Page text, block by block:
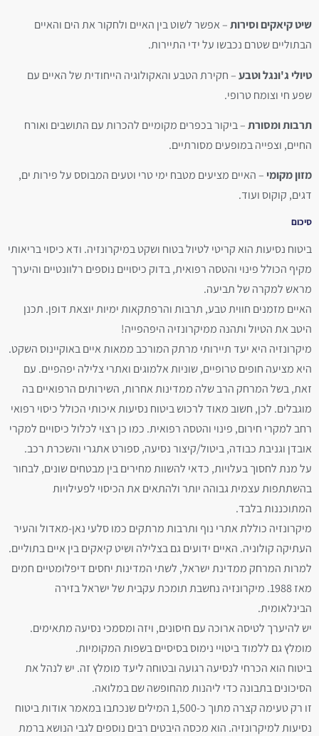
שיט קיאקים וסירות– אפשר לשוט בין האיים ולחקור את הים והאיים
הבתוליים שטרם נכבשו על ידי התיירות.
טיולי ג'ונגל וטבע– חקירת הטבע והאקולוגיה הייחודית של האיים עם
שפע חי וצומח טרופי.
תרבות ומסורת– ביקור בכפרים מקומיים להכרות עם התושבים ואורח
החיים, וצפייה במופעים מסורתיים.
מזון מקומי– האיים מציעים מטבח ימי טרי וטעים המבוסס על פירות ים,
דגים, קוקוס ועוד.
סיכום
ביטוח נסיעות הוא קריטי לטיול בטוח ושקט במיקרונזיה. ודא כיסוי בריאותי
מקיף הכולל פינוי והטסה רפואית, בדוק כיסויים נוספים רלוונטיים והיערך
מראש למקרה של תביעה.
האיים מזמנים חווית טבע, תרבות והרפתקאות ימיות יוצאת דופן. תכנן
היטב את הטיול ותהנה ממיקרונזיה היפהפייה!
מיקרונזיה היא יעד תיירותי מרתק המורכב ממאות איים באוקיינוס השקט.
היא מציעה חופים טרופיים, שוניות אלמוגים ואתרי צלילה יפהפיים. עם
זאת, בשל המרחק הרב שלה ממדינות אחרות, השירותים הרפואיים בה
מוגבלים. לכן, חשוב מאוד לרכוש ביטוח נסיעות איכותי הכולל כיסוי רפואי
רחב למקרי חירום, פינוי והטסה רפואית. כמו כן רצוי לכלול כיסויים למקרי
אובדן וגניבת כבודה, ביטול/קיצור נסיעה, ספורט אתגרי והשכרת רכב.
על מנת לחסוך בעלויות, כדאי להשוות מחירים בין מבטחים שונים, לבחור
בהשתתפות עצמית גבוהה יותר ולהתאים את הכיסוי לפעילויות
המתוכננות בלבד.
מיקרונזיה כוללת אתרי נוף ותרבות מרתקים כמו סלעי נאן-מאדול והעיר
העתיקה קולוניה. האיים ידועים גם בצלילה ושיט קיאקים בין איים בתוליים.
למרות המרחק ממדינת ישראל, לשתי המדינות יחסים דיפלומטיים חמים
מאז 1988. מיקרונזיה נחשבת תומכת עקבית של ישראל בזירה
הבינלאומית.
יש להיערך לטיסה ארוכה עם חיסונים, ויזה ומסמכי נסיעה מתאימים.
מומלץ גם ללמוד ביטויי נימוס בסיסיים בשפות המקומיות.
ביטוח הוא הכרחי לנסיעה רגועה ובטוחה ליעד מומלץ זה. יש לנהל את
הסיכונים בתבונה כדי ליהנות מהחופשה שם במלואה.
זו רק טעימה קצרה מתוך כ-1,500 המילים שנכתבו במאמר אודות ביטוח
נסיעות למיקרונזיה. הוא מכסה היבטים רבים נוספים לגבי הנושא ברמת